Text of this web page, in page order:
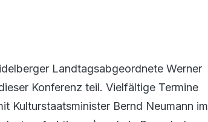
Landtagsabgeordnete Werner
Konferenz teil. Vielfältige Termine
Kulturstaatsminister Bernd Neumann im